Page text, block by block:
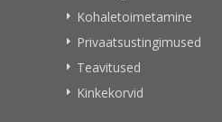
Kohaletoimetamine
Privaatsustingimused
Teavitused
Kinkekorvid